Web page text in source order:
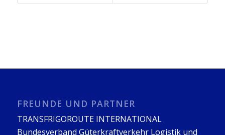
FREUNDE UND PARTNER
TRANSFRIGOROUTE INTERNATIONAL
Bundesverband Güterkraftverkehr Logistik und